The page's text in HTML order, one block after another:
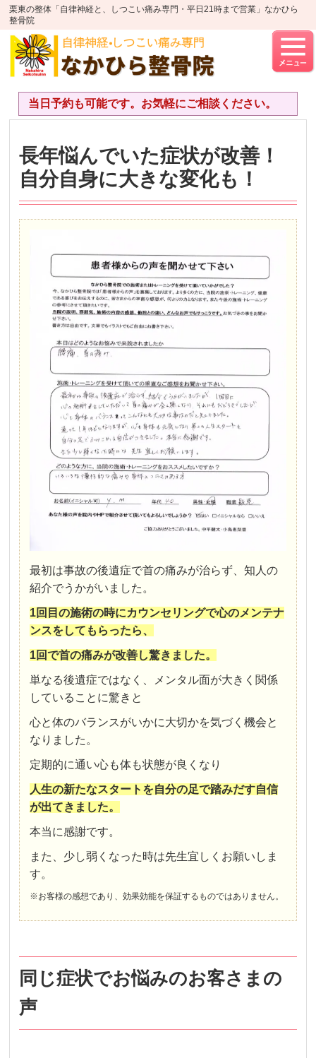
栗東の整体「自律神経と、しつこい痛み専門・平日21時まで営業」なかひら
整骨院
当日予約も可能です。お気軽にご相談ください。
長年悩んでいた症状が改善！
自分自身に大きな変化も！
最初は事故の後遺症で首の痛みが治らず、知人の
紹介でうかがいました。
1回目の施術の時にカウンセリングで心のメンテナ
ンスをしてもらったら、
1回で首の痛みが改善し驚きました。
単なる後遺症ではなく、メンタル面が大きく関係
していることに驚きと
心と体のバランスがいかに大切かを気づく機会と
なりました。
定期的に通い心も体も状態が良くなり
人生の新たなスタートを自分の足で踏みだす自信
が出てきました。
本当に感謝です。
また、少し弱くなった時は先生宜しくお願いしま
す。
※お客様の感想であり、効果効能を保証するものではありません。
同じ症状でお悩みのお客さまの
声